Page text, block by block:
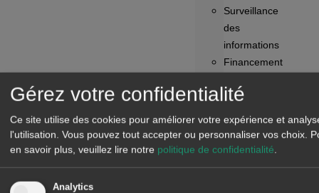
Surveillance
des
informations
Financement
projets
d’énergies
renouvelables
Présent
Gérez votre confidentialité
Ce site utilise des cookies pour améliorer votre expérience et
l'utilisation. Vous pouvez tout accepter ou personnaliser vos choix.
en savoir plus, veuillez lire notre politique de confidentialité.
Analytics